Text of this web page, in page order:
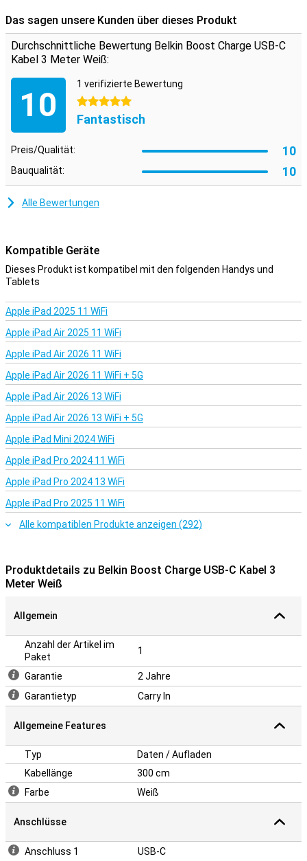
Gerät während des Ladens benutzen willst.
Das sagen unsere Kunden über dieses Produkt
Durchschnittliche Bewertung Belkin Boost Charge USB-C
Kabel 3 Meter Weiß:
10
1 verifizierte Bewertung
5 Sterne
Fantastisch
Preis/Qualität: 10
Bauqualität: 10
Alle Bewertungen
Kompatible Geräte
Dieses Produkt ist kompatibel mit den folgenden Handys und
Tablets
Apple iPad 2025 11 WiFi
Apple iPad Air 2025 11 WiFi
Apple iPad Air 2026 11 WiFi
Apple iPad Air 2026 11 WiFi + 5G
Apple iPad Air 2026 13 WiFi
Apple iPad Air 2026 13 WiFi + 5G
Apple iPad Mini 2024 WiFi
Apple iPad Pro 2024 11 WiFi
Apple iPad Pro 2024 13 WiFi
Apple iPad Pro 2025 11 WiFi
Alle kompatiblen Produkte anzeigen (292)
Produktdetails zu Belkin Boost Charge USB-C Kabel 3
Meter Weiß
Allgemein
Anzahl der Artikel im
Paket
1
Garantie
2 Jahre
Garantietyp
Carry In
Allgemeine Features
Typ
Daten / Aufladen
Kabellänge
300 cm
Farbe
Weiß
Anschlüsse
Anschluss 1 USB-C